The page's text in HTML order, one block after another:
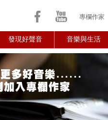
專欄作家
發現好聲音 音樂與生活